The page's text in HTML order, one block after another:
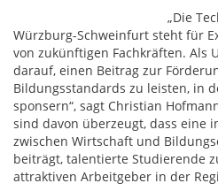
„Die
Würzburg-Schweinfurt steht für
von zukünftigen Fachkräften. Als
darauf, einen Beitrag zur
Bildungsstandards zu leisten, in
sponsern“, sagt Christian
sind davon überzeugt, dass eine
zwischen Wirtschaft und
beiträgt, talentierte Studierende
attraktiven Arbeitgeber in der